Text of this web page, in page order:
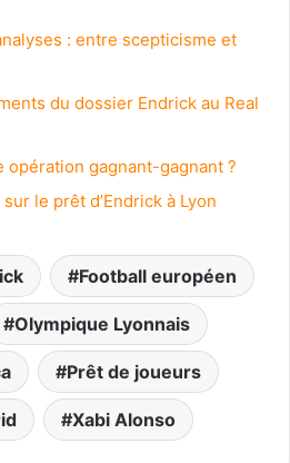
: entre scepticisme et
du dossier Endrick au Real
opération gagnant-gagnant ?
le prêt d’Endrick à Lyon
Football européen
Olympique Lyonnais
Prêt de joueurs
Xabi Alonso